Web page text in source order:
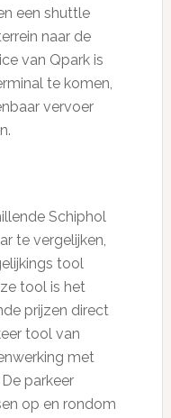
een shuttle
naar de
van Qpark is
te komen,
vervoer
Schiphol
te vergelijken,
tool
tool is het
prijzen direct
tool van
met
parkeer
op en rondom